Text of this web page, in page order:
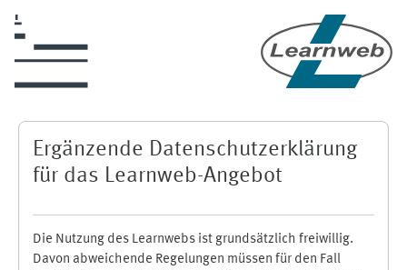
Ergänzende Datenschutzerklärung
für das Learnweb-Angebot
Die Nutzung des Learnwebs ist grundsätzlich freiwillig.
Davon abweichende Regelungen müssen für den Fall